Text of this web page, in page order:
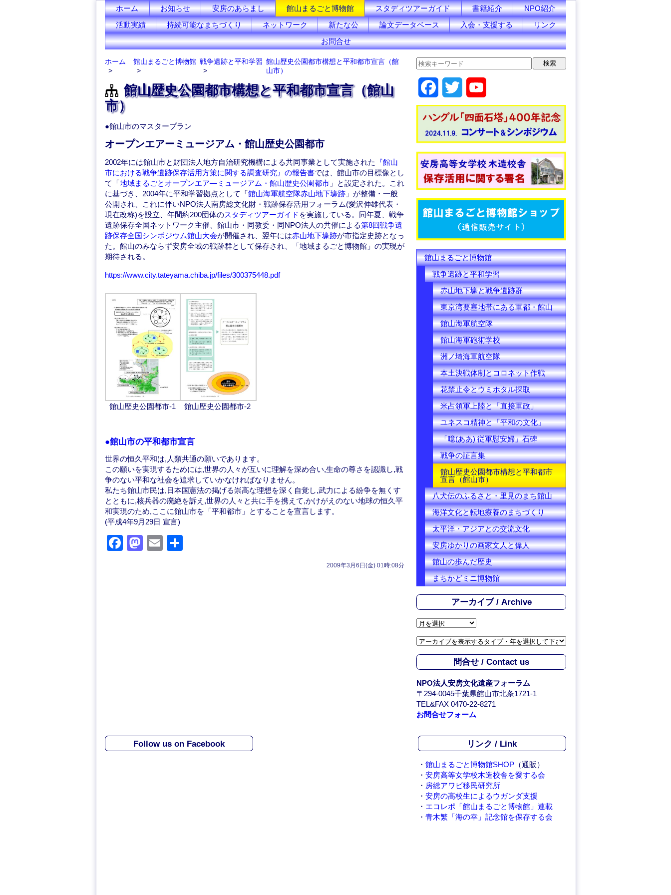
ホーム お知らせ 安房のあらまし 館山まるごと博物館 スタディツアーガイド 書籍紹介
NPO紹介
活動実績
持続可能なまちづくり ネットワーク 新たな公 論文データベース 入会・支援する
リンク
お問合せ
ホーム 館山まるごと博物館 戦争遺跡と平和学習 館山歴史公園都市構想と平和都市宣言（館
山市）
館山歴史公園都市構想と平和都市宣言（館山
市）
●館山市のマスタープラン
オープンエアーミュージアム・館山歴史公園都市
2002年には館山市と財団法人地方自治研究機構による共同事業として実施された
『館山
市における戦争遺跡保存活用方策に関する調査研究』の報告書では、館山市の目標像とし
て「地域まるごとオープンエア—ミュージアム・館山歴史公園都市 」と設定された。これ
に基づき、2004年に平和学習拠点として「館山海軍航空隊赤山地下壕跡 」が整備・一般
公開され、これに伴いNPO法人南房総文化財・戦跡保存活用フォーラム(愛沢伸雄代表・
現在改称)を設立、年間約200団体のスタディツアーガイド を実施している。同年夏、戦争
遺跡保存全国ネットワーク主催、館山市・同教委・同NPO法人の共催による第8回戦争遺
跡保存全国シンポジウム館山大会が開催され、翌年には赤山地下壕跡が市指定史跡となっ
た。館山のみならず安房全域の戦跡群として保存され、「地域まるごと博物館」の実現が
期待される。
https://www.city.tateyama.chiba.jp/files/300375448.pdf
館山歴史公園都市-1 館山歴史公園都市-2
●館山市の平和都市宣言
世界の恒久平和は,人類共通の願いであります。
この願いを実現するためには,世界の人々が互いに理解を深め合い,生命の尊さを認識し,戦
争のない平和な社会を追求していかなければなりません。
私たち館山市民は,日本国憲法の掲げる崇高な理想を深く自覚し,武力による紛争を無くす
とともに,核兵器の廃絶を訴え,世界の人々と共に手を携えて,かけがえのない地球の恒久平
和実現のため,ここに館山市を「平和都市」とすることを宣言します。
(平成4年9月29日 宣言)
F
M
E
2009年3月6日(金) 01時:08分
a
b
o
o
w
i
t
e
o
u
b
e
C
a
n
n
e
l
館山まるごと博物館
戦争遺跡と平和学習
赤山地下壕と戦争遺跡群
東京湾要塞地帯にある軍都・館山
館山海軍航空隊
館山海軍砲術学校
洲ノ埼海軍航空隊
本土決戦体制とコロネット作戦
花禁止令とウミホタル採取
米占領軍上陸と「直接軍政」
ユネスコ精神と「平和の文化」
「噫(ああ) 従軍慰安婦」石碑
戦争の証言集
館山歴史公園都市構想と平和都市
宣言（館山市）
八犬伝のふるさと・里見のまち館山
海洋文化と転地療養のまちづくり
太平洋・アジアとの交流文化
安房ゆかりの画家文人と偉人
館山の歩んだ歴史
まちかどミニ博物館
アーカイブ / Archive
ア
カ
イ
ブ
A
r
c
h
v
e
問合せ / Contact us
NPO法人安房文化遺産フォーラム
〒294-0045千葉県館山市北条1721-1
TEL&FAX 0470-22-8271
お問合せフォーム
Follow us on Facebook リンク / Link
・ 館山まるごと博物館SHOP（通販）
・ 安房高等女学校木造校舎を愛する会
・ 房総アワビ移民研究所
・ 安房の高校生によるウガンダ支援
・ エコレポ「館山まるごと博物館」連載
・ 青木繁「海の幸」記念館を保存する会